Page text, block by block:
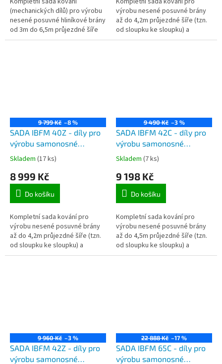
(mechanických dílů) pro výrobu
nesené posuvné hliníkové brány
od 3m do 6,5m průjezdné šíře
(od sloupku ke sloupku u 6m
výrobu nesené posuvné brány
až do 4,2m průjezdné šíře (tzn.
od sloupku ke sloupku) a
maximálně do 390kg celkové
9 799 Kč –8 %
SADA IBFM 40Z - díly pro
výrobu samonosné
posuvné brány do 4,2m
průjezdu a do 390kg,
pozinkovaný C profil 5,6m
délky, 2x vozík, kapsa a
koncovka
Skladem (17 ks)
8 999 Kč
Do košíku
Kompletní sada kování pro
výrobu nesené posuvné brány
až do 4,2m průjezdné šíře (tzn.
od sloupku ke sloupku) a
maximálně do 390kg celkové
9 490 Kč –3 %
SADA IBFM 42C - díly pro
výrobu samonosné
posuvné brány do 4,5m
průjezdu a do 450kg,
černý C profil 6m délky, 2x
vozík, kapsa a koncovka
Skladem (7 ks)
9 198 Kč
Do košíku
Kompletní sada kování pro
výrobu nesené posuvné brány
až do 4,5m průjezdné šíře (tzn.
od sloupku ke sloupku) a
maximálně do 450kg celkové
9 960 Kč –3 %
SADA IBFM 42Z - díly pro
výrobu samonosné
22 888 Kč –17 %
SADA IBFM 65C - díly pro
výrobu samonosné